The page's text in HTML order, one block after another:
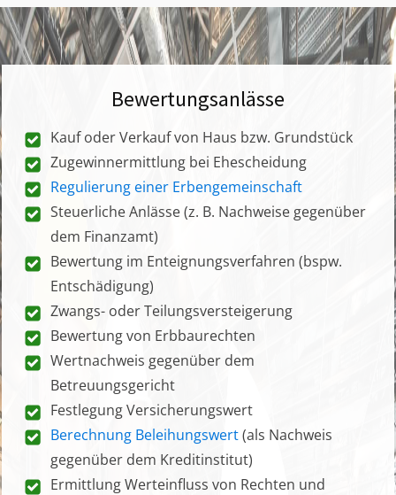
Bewertungsanlässe
Kauf oder Verkauf von Haus bzw. Grundstück
Zugewinnermittlung bei Ehescheidung
Regulierung einer Erbengemeinschaft
Steuerliche Anlässe (z. B. Nachweise gegenüber
dem Finanzamt)
Bewertung im Enteignungsverfahren (bspw.
Entschädigung)
Zwangs- oder Teilungsversteigerung
Bewertung von Erbbaurechten
Wertnachweis gegenüber dem
Betreuungsgericht
Festlegung Versicherungswert
Berechnung Beleihungswert(als Nachweis
gegenüber dem Kreditinstitut)
Ermittlung Werteinfluss von Rechten und